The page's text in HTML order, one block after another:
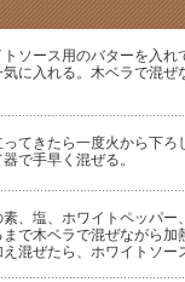
ソース用のバターを入
に入れる。木ベラで混
てきたら一度火から下
で手早く混ぜる。
素、塩、ホワイトペッパ
で木ベラで混ぜながら
混ぜたら、ホワイトソー